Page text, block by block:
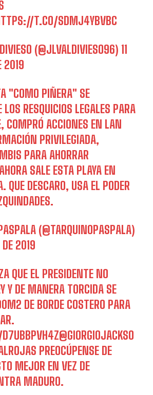
T.CO/SDMJ4YBVBC
(@JLVALDIVIESO96)11
2019
"COMO PIÑERA" SE
LOS RESQUICIOS LEGALES PARA
COMPRÓ ACCIONES EN LAN
PRIVILEGIADA,
PARA AHORRAR
SALE ESTA PLAYA EN
QUE DESCARO, USA EL PODER
(@TARQUINOPASPALA)
DE 2019
QUE EL PRESIDENTE NO
Y DE MANERA TORCIDA SE
DE BORDE COSTERO PARA
@GIORGIOJACKSO
PREOCÚPENSE DE
MEJOR EN VEZ DE
MADURO.